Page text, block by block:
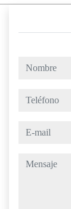
nombre
teléfono
e-mail
mensaje